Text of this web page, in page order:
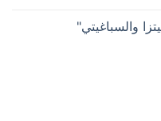
والسباغيتي"